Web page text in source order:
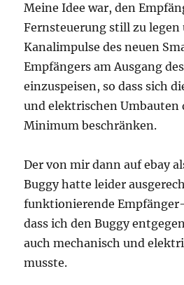
Meine Idee war, den
Fernsteuerung still zu legen
Kanalimpulse des neuen
Empfängers am Ausgang
einzuspeisen, so dass sich
und elektrischen Umbauten
Minimum beschränken.
Der von mir dann auf ebay
Buggy hatte leider
funktionierende
dass ich den Buggy
auch mechanisch und
musste.